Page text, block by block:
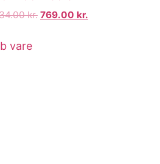
kr. 769.00 kr.
vare